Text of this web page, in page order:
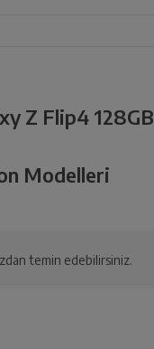
Z Flip4 128GB
Modelleri
temin edebilirsiniz.